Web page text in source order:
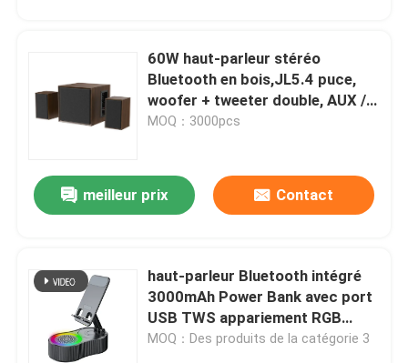
60W haut-parleur stéréo
Bluetooth en bois,JL5.4 puce,
woofer + tweeter double, AUX /
Bluetooth / TF, télécommande +
MOQ：3000pcs
meilleur prix Contact
haut-parleur Bluetooth intégré
3000mAh Power Bank avec port
USB TWS appariement RGB
éclairage Portable pour les
MOQ：Des produits de la catégorie 3